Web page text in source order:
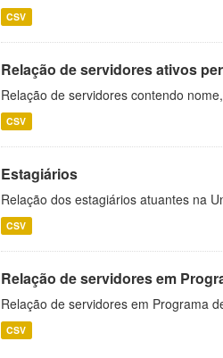
CSV
Relação de servidores ativos
Relação de servidores contendo
CSV
Estagiários
Relação dos estagiários atuantes na
CSV
Relação de servidores em
Relação de servidores em Programa
CSV